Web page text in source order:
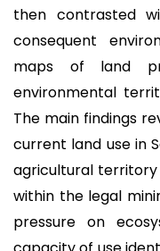
then contrasted
consequent
maps of land
environmental
The main findings
current land use in
agricultural territory
within the legal
pressure on